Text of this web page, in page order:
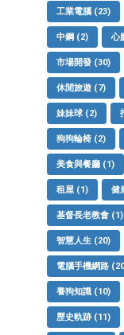
工業電腦 (23)
中鋼 (2) 心
市場開發 (30)
休閒旅遊 (7)
妹妹球 (2)
狗狗輪椅 (2)
美食與餐廳 (1)
租屋 (1) 健
基督長老教會 (1)
智慧人生 (20)
電腦手機網路
養狗知識 (10)
歷史軌跡 (11)